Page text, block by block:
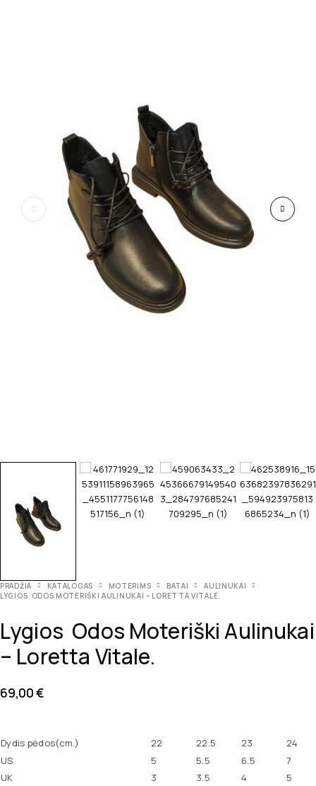
PRADŽIA KATALOGAS MOTERIMS BATAI
AULINUKAI
LYGIOS ODOS MOTERIŠKI AULINUKAI – LORETTA VITALE.
Lygios Odos Moteriški Aulinukai
– Loretta Vitale.
69,00€
Dydis pėdos(cm.) 22 22.5 23
24
US
5 5.5 6.5
7
UK
3 3.5 4
5